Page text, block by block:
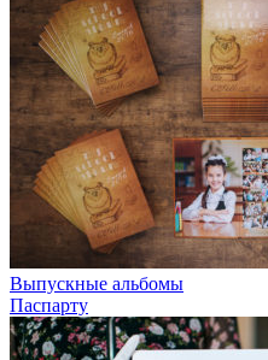
Выпускные альбомы
Паспарту